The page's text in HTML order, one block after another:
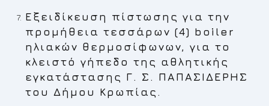
Εξειδίκευση πίστωσης για την
προμήθεια τεσσάρων (4) boiler
ηλιακών θερμοσίφωνων, για το
κλειστό γήπεδο της αθλητικής
εγκατάστασης Γ. Σ. ΠΑΠΑΣΙΔΕΡΗΣ
του Δήμου Κρωπίας.